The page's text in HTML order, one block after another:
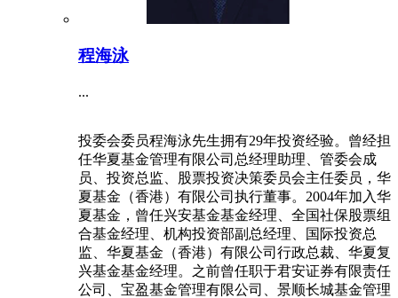
程海泳
...
投委会委员程海泳先生拥有29年投资经验。曾经担
任华夏基金管理有限公司总经理助理、管委会成
员、投资总监、股票投资决策委员会主任委员，华
夏基金（香港）有限公司执行董事。2004年加入华
夏基金，曾任兴安基金基金经理、全国社保股票组
合基金经理、机构投资部副总经理、国际投资总
监、华夏基金（香港）有限公司行政总裁、华夏复
兴基金基金经理。之前曾任职于君安证券有限责任
公司、宝盈基金管理有限公司、景顺长城基金管理